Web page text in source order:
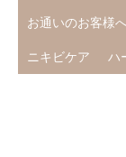
お通いのお客様
ニキビケア ハ